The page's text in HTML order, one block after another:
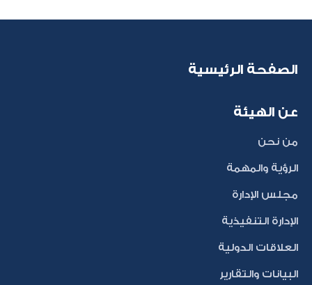
الصفحة الرئيسية
عن الهيئة
من نحن
الرؤية والمهمة
مجلس الإدارة
الإدارة التنفيذية
العلاقات الدولية
البيانات والتقارير